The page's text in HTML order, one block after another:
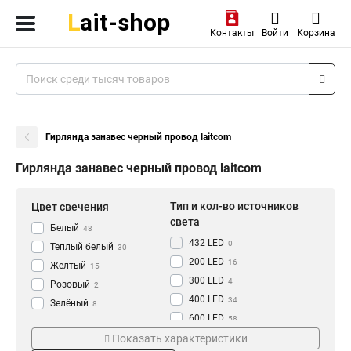
Контакты Войти Корзина
Гирлянда занавес черный провод laitcom
Гирлянда занавес черный провод laitcom
Цвет свечения
Белый 48
Теплый белый 30
Желтый 15
Розовый 2
Зелёный 8
Белые/Синие 2
Тип и кол-во источников
света
432 LED 0
200 LED 16
300 LED 4
400 LED 34
600 LED 58
1800 LED 1
Размер
Показать характеристики